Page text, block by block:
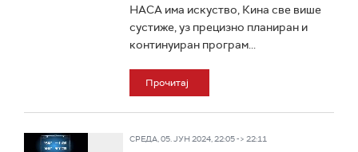
НАСА има искуство, Кина све више
сустиже, уз прецизно планиран и
континуиран програм...
Прочитај
СРЕДА, 05. ЈУН 2024, 22:05 -> 22:11